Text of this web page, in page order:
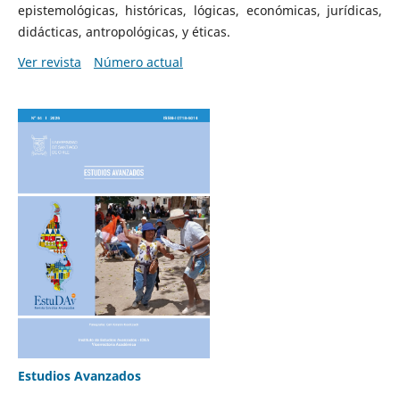
epistemológicas, históricas, lógicas, económicas, jurídicas,
didácticas, antropológicas, y éticas.
Ver revista
Número actual
Estudios Avanzados